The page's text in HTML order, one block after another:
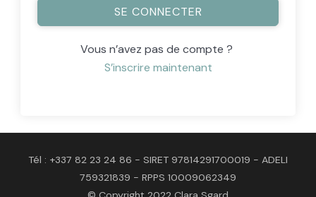
SE CONNECTER
Vous n’avez pas de compte ?
S’inscrire maintenant
Tél : +337 82 23 24 86 - SIRET 97814291700019 - ADELI
759321839 - RPPS 10009062349